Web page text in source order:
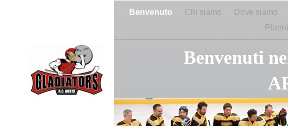
Benvenuto Chi siamo Dove siamo
Benvenuti